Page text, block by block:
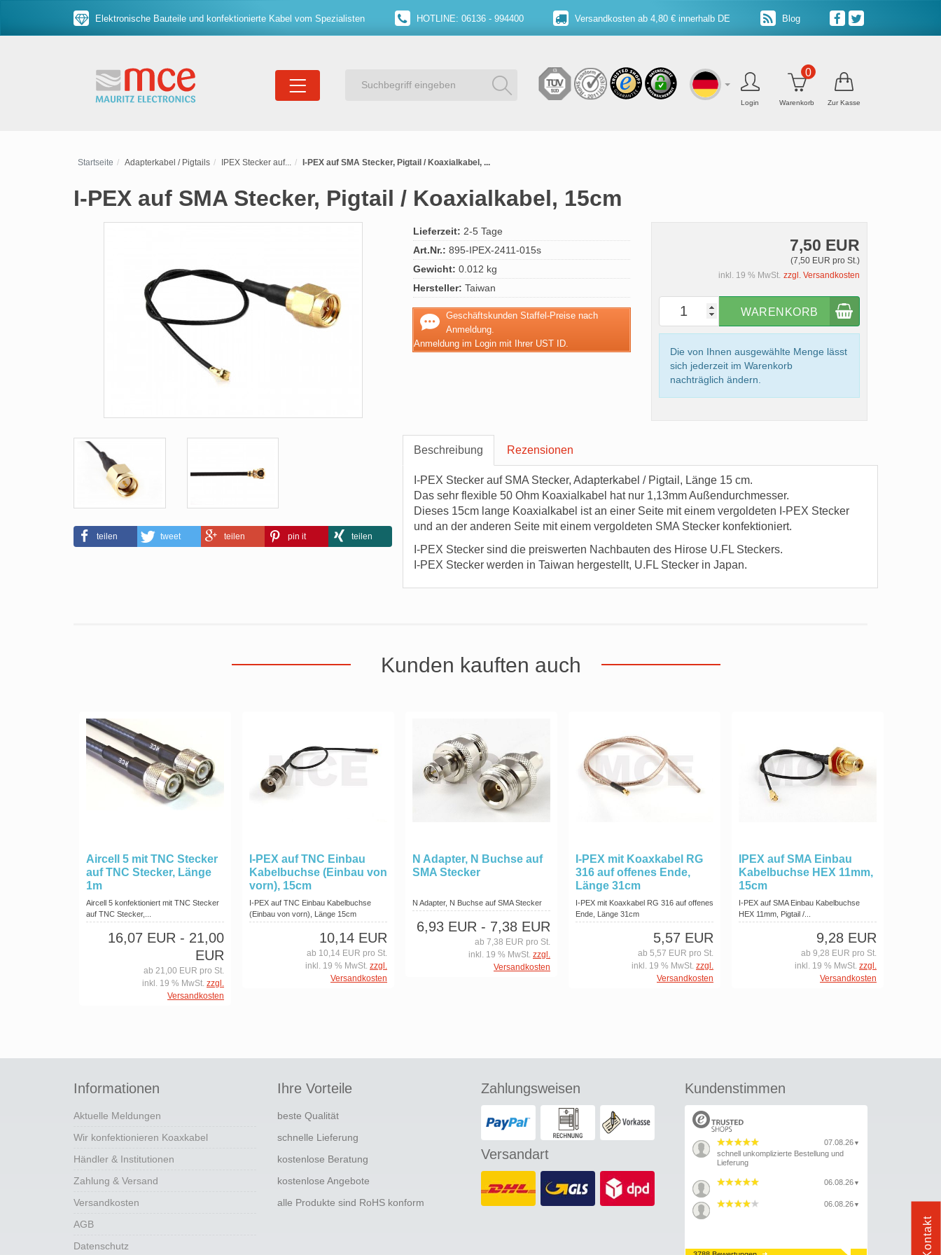
Elektronische Bauteile und konfektionierte Kabel vom Spezialisten HOTLINE: 06136 - 994400 Versandkosten ab 4,80 € innerhalb DE Blog
Login Warenkorb
0
Zur Kasse
Startseite Adapterkabel / Pigtails IPEX Stecker auf... I-PEX auf SMA Stecker, Pigtail / Koaxialkabel, ...
I-PEX auf SMA Stecker, Pigtail / Koaxialkabel, 15cm
teilen tweet teilen pin it teilen
Lieferzeit: 2-5 Tage
Art.Nr.: 895-IPEX-2411-015s
Gewicht: 0.012 kg
Hersteller: Taiwan
Geschäftskunden Staffel-Preise nach
Anmeldung.
Anmeldung im Login mit Ihrer UST ID.
7,50 EUR
(7,50 EUR pro St.)
inkl. 19 % MwSt. zzgl. Versandkosten
WARENKORB
Die von Ihnen ausgewählte Menge lässt
sich jederzeit im Warenkorb
nachträglich ändern.
Beschreibung Rezensionen
I-PEX Stecker auf SMA Stecker, Adapterkabel / Pigtail, Länge 15 cm.
Das sehr flexible 50 Ohm Koaxialkabel hat nur 1,13mm Außendurchmesser.
Dieses 15cm lange Koaxialkabel ist an einer Seite mit einem vergoldeten I-PEX Stecker
und an der anderen Seite mit einem vergoldeten SMA Stecker konfektioniert.
I-PEX Stecker sind die preiswerten Nachbauten des Hirose U.FL Steckers.
I-PEX Stecker werden in Taiwan hergestellt, U.FL Stecker in Japan.
Kunden kauften auch
Aircell 5 mit TNC Stecker
auf TNC Stecker, Länge
1m
Aircell 5 konfektioniert mit TNC Stecker
auf TNC Stecker,...
16,07 EUR - 21,00
EUR
ab 21,00 EUR pro St.
inkl. 19 % MwSt. zzgl.
Versandkosten
I-PEX auf TNC Einbau
Kabelbuchse (Einbau von
vorn), 15cm
I-PEX auf TNC Einbau Kabelbuchse
(Einbau von vorn), Länge 15cm
10,14 EUR
ab 10,14 EUR pro St.
inkl. 19 % MwSt. zzgl.
Versandkosten
N Adapter, N Buchse auf
SMA Stecker
N Adapter, N Buchse auf SMA Stecker
6,93 EUR - 7,38 EUR
ab 7,38 EUR pro St.
inkl. 19 % MwSt. zzgl.
Versandkosten
I-PEX mit Koaxkabel RG
316 auf offenes Ende,
Länge 31cm
I-PEX mit Koaxkabel RG 316 auf offenes
Ende, Länge 31cm
5,57 EUR
ab 5,57 EUR pro St.
inkl. 19 % MwSt. zzgl.
Versandkosten
IPEX auf SMA Einbau
Kabelbuchse HEX 11mm,
15cm
I-PEX auf SMA Einbau Kabelbuchse
HEX 11mm, Pigtail /...
9,28 EUR
ab 9,28 EUR pro St.
inkl. 19 % MwSt. zzgl.
Versandkosten
Informationen
Aktuelle Meldungen
Wir konfektionieren Koaxkabel
Händler & Institutionen
Zahlung & Versand
Versandkosten
AGB
Datenschutz
Ihre Vorteile
beste Qualität
schnelle Lieferung
kostenlose Beratung
kostenlose Angebote
alle Produkte sind RoHS konform
Zahlungsweisen
Versandart
Kundenstimmen
07.08.26 ▼
schnell unkomplizierte Bestellung und
Lieferung
06.08.26 ▼
06.08.26 ▼
Kontakt